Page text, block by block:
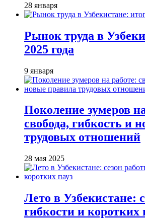
28 января
Рынок труда в
2025 года
9 января
Поколение зумеров
свобода, гибкость и
трудовых отношений
28 мая 2025
Лето в Узбекистане:
гибкости и коротких